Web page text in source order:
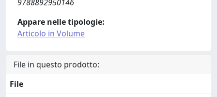
9788892950146
Appare nelle tipologie:
Articolo in Volume
File in questo prodotto:
File